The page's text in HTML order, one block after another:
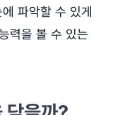
파악할 수 있게
력을 볼 수 있는